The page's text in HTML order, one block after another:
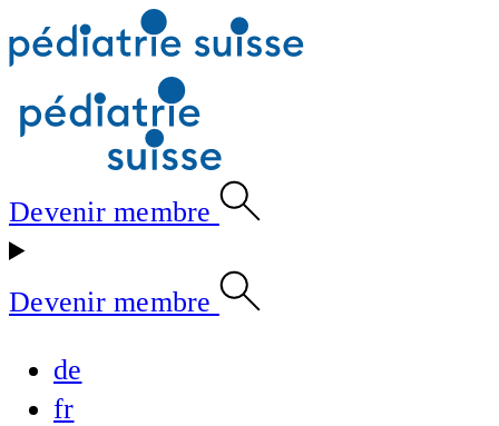
Devenir membre
Devenir membre
de
fr